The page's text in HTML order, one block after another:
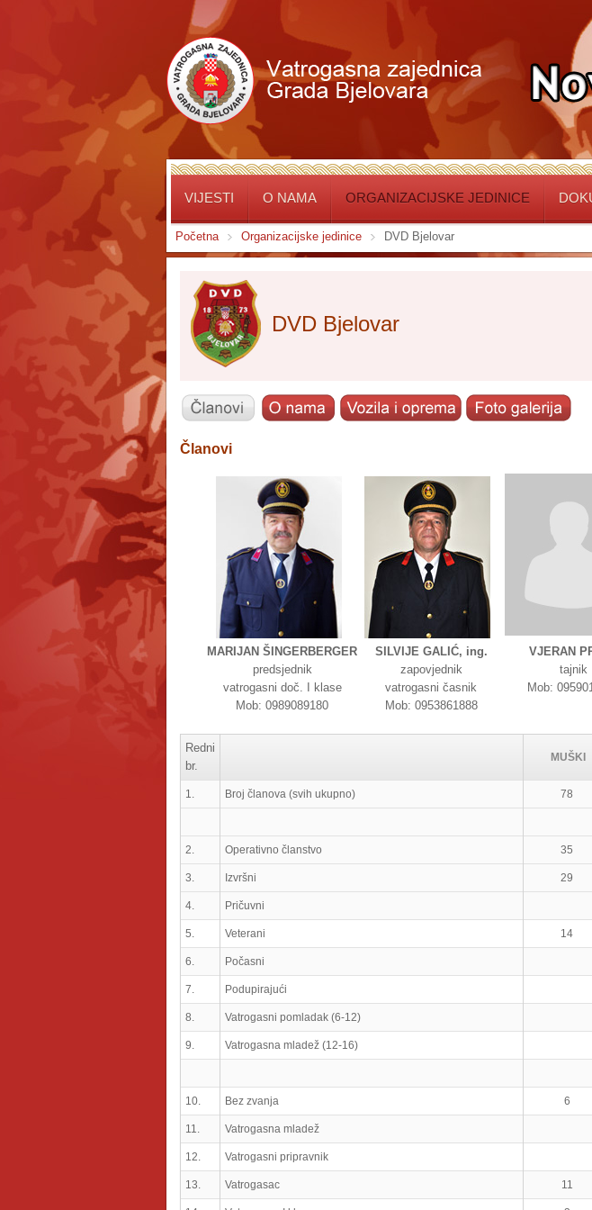
VIJESTI O NAMA ORGANIZACIJSKE JEDINICE
Početna Organizacijske jedinice DVD Bjelovar
DVD Bjelovar
Članovi
MARIJAN ŠINGERBERGER
predsjednik
vatrogasni doč. I klase
Mob: 0989089180
SILVIJE GALIĆ, ing.
zapovjednik
vatrogasni časnik
Mob: 0953861888
VJERAN
tajnik
Mob:
Redni
br.
MUŠKI
1. Broj članova (svih ukupno) 78
2. Operativno članstvo 35
3. Izvršni 29
4. Pričuvni
5. Veterani 14
6. Počasni
7. Podupirajući
8. Vatrogasni pomladak (6-12)
9. Vatrogasna mladež (12-16)
10. Bez zvanja 6
11. Vatrogasna mladež
12. Vatrogasni pripravnik
13. Vatrogasac 11